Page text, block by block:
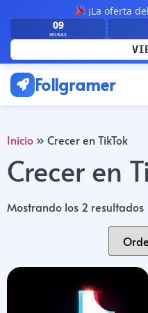
¡La oferta
08
HORAS
:
Follgramer
Inicio » Crecer en TikTok
Crecer en
Mostrando los 2 resultados